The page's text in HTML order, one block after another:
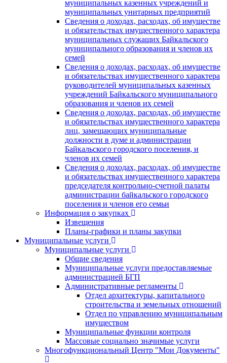
муниципальных казенных учреждений и
муниципальных унитарных предприятий
Сведения о доходах, расходах, об имуществе
и обязательствах имущественного характера
муниципальных служащих Байкальского
муниципального образования и членов их
семей
Сведения о доходах, расходах, об имуществе
и обязательствах имущественного характера
руководителей муниципальных казенных
учреждений Байкальского муниципального
образования и членов их семей
Сведения о доходах, расходах, об имуществе
и обязательствах имущественного характера
лиц, замещающих муниципальные
должности в думе и администрации
Байкальского городского поселения, и
членов их семей
Сведения о доходах, расходах, об имуществе
и обязательствах имущественного характера
председателя контрольно-счетной палаты
администрации байкальского городского
поселения и членов его семьи
Информация о закупках
Извещения
Планы-графики и планы закупки
Муниципальные услуги
Муниципальные услуги
Общие сведения
Муниципальные услуги предоставляемые
администрацией БГП
Административные регламенты
Отдел архитектуры, капитального
строительства и земельных отношений
Отдел по управлению муниципальным
имуществом
Муниципальные функции контроля
Массовые социально значимые услуги
Многофункциональный Центр "Мои Документы"